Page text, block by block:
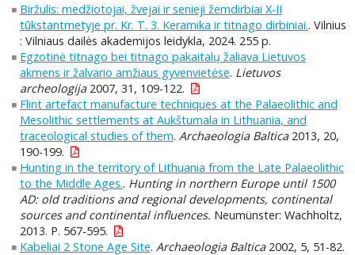
Biržulis: medžiotojai, žvejai ir senieji žemdirbiai X-II
tūkstantmetyje pr. Kr. T. 3. Keramika ir titnago dirbiniai.. Vilnius
: Vilniaus dailės akademijos leidykla, 2024. 255 p.
Egzotinė titnago bei titnago pakaitalų žaliava Lietuvos
akmens ir žalvario amžiaus gyvenvietėse. Lietuvos
archeologija2007, 31, 109-122.
Flint artefact manufacture techniques at the Palaeolithic and
Mesolithic settlements at Aukštumala in Lithuania, and
traceological studies of them. Archaeologia Baltica2013, 20,
190-199.
Hunting in the territory of Lithuania from the Late Palaeolithic
to the Middle Ages.. Hunting in northern Europe until 1500
AD: old traditions and regional developments, continental
sources and continental influences. Neumünster: Wachholtz,
2013. P. 567-595.
Kabeliai 2 Stone Age Site. Archaeologia Baltica2002, 5, 51-82.